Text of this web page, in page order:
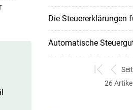
Die Steuererklärungen
Automatische
zum
erstenzum
26